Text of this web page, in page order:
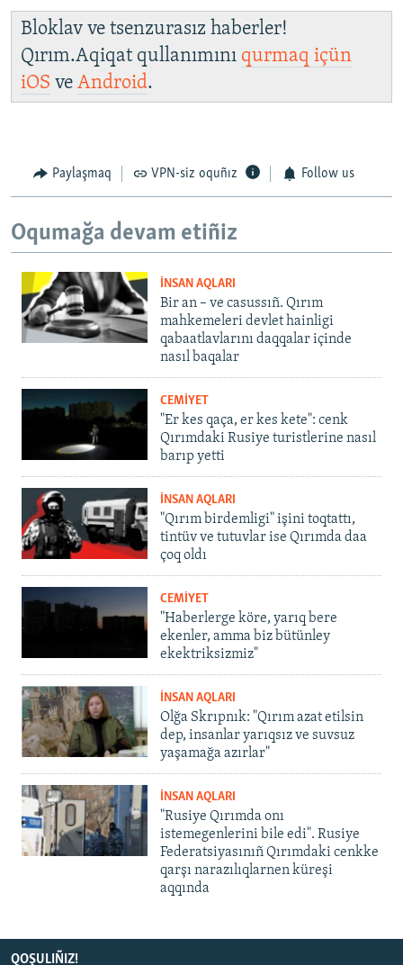
Bloklav ve tsenzurasız haberler!
Qırım.Aqiqat qullanımını qurmaq içün
iOS ve Android.
Paylaşmaq VPN-siz oquñız Follow us
Oqumağa devam etiñiz
İNSAN AQLARI
Bir an – ve casussıñ. Qırım
mahkemeleri devlet hainligi
qabaatlavlarını daqqalar içinde
nasıl baqalar
CEMİYET
"Er kes qaça, er kes kete": cenk
Qırımdaki Rusiye turistlerine nasıl
barıp yetti
İNSAN AQLARI
"Qırım birdemligi" işini toqtattı,
tintüv ve tutuvlar ise Qırımda daa
çoq oldı
CEMİYET
"Haberlerge köre, yarıq bere
ekenler, amma biz bütünley
ekektriksizmiz"
İNSAN AQLARI
Olğa Skrıpnık: "Qırım azat etilsin
dep, insanlar yarıqsız ve suvsuz
yaşamağa azırlar"
İNSAN AQLARI
"Rusiye Qırımda onı
istemegenlerini bile edi". Rusiye
Federatsiyasınıñ Qırımdaki cenkke
qarşı narazılıqlarnen küreşi
aqqında
QOŞULIÑIZ!